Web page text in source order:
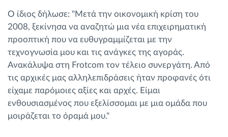
Ο ίδιος δήλωσε: "Μετά την οικονομική κρίση του
2008, ξεκίνησα να αναζητώ μια νέα επιχειρηματική
προοπτική που να ευθυγραμμίζεται με την
τεχνογνωσία μου και τις ανάγκες της αγοράς.
Ανακάλυψα στη Frotcom τον τέλειο συνεργάτη. Από
τις αρχικές μας αλληλεπιδράσεις ήταν προφανές ότι
είχαμε παρόμοιες αξίες και αρχές. Είμαι
ενθουσιασμένος που εξελίσσομαι με μια ομάδα που
μοιράζεται το όραμά μου."